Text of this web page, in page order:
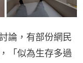
論，有部份網民
「似為生存多過